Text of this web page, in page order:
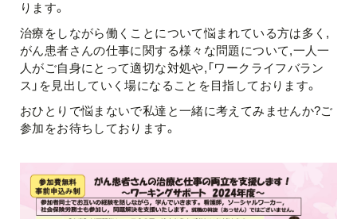
ります。
治療をしながら働くことについて悩まれている方は多く,
がん患者さんの仕事に関する様々な問題について,一人一
人がご自身にとって適切な対処や,「ワークライフバラン
ス」を見出していく場になることを目指しております。
おひとりで悩まないで私達と一緒に考えてみませんか?ご
参加をお待ちしております。